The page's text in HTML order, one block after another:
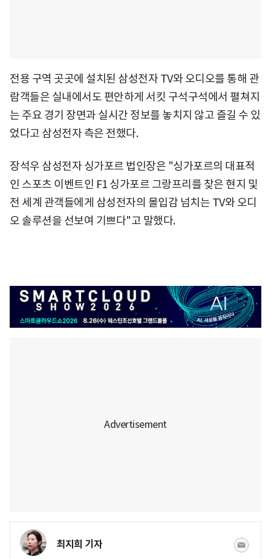
전용 구역 곳곳에 설치된 삼성전자 TV와 오디오를 통해 관
람객들은 실내에서도 편안하게 서킷 구석구석에서 펼쳐지
는 주요 경기 장면과 실시간 정보를 놓치지 않고 즐길 수 있
었다고 삼성전자 측은 전했다.
장석우 삼성전자 싱가포르 법인장은 "싱가포르의 대표적
인 스포츠 이벤트인 F1 싱가포르 그랑프리를 찾은 현지 및
전 세계 관객들에게 삼성전자의 몰입감 넘치는 TV와 오디
오 솔루션을 선보여 기쁘다"고 말했다.
최지희 기자